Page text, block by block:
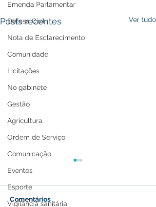
Emenda Parlamentar
Defesa Civil
Nota de Esclarecimento
Comunidade
Licitações
No gabinete
Gestão
Agricultura
Ordem de Serviço
Comunicação
Eventos
Esporte
Vigilância sanitária
Posts recentes Ver tudo
Comentários